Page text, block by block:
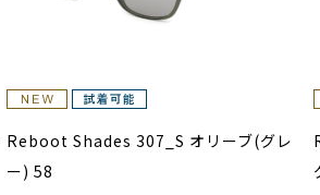
Reboot Shades 307_S オリーブ(グレ
ー) 58